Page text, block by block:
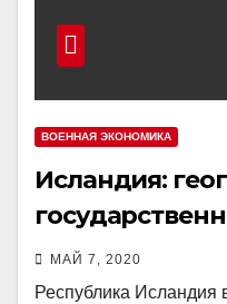
ВОЕННАЯ ЭКОНОМИКА
Исландия:
МАЙ 7, 2020
Республика Исландия